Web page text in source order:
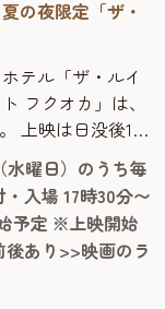
の夜限定「ザ・
テル「ザ・ルイ
フクオカ」は、
上映は日没後19
の観光を終えた
映画からお子様
両方が楽しめる
。上映作品のラ
水曜日）のうち毎
入場 17時30分〜
予定 ※上映開始
あり>>映画のラ